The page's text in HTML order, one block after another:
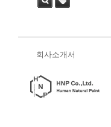
회사소개서